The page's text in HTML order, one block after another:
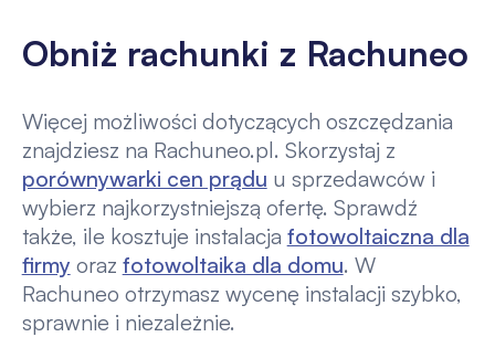
Obniż rachunki z Rachuneo
Więcej możliwości dotyczących oszczędzania
znajdziesz na Rachuneo.pl. Skorzystaj z
porównywarki cen prądu u sprzedawców i
wybierz najkorzystniejszą ofertę. Sprawdź
także, ile kosztuje instalacja fotowoltaiczna dla
firmy oraz fotowoltaika dla domu. W
Rachuneo otrzymasz wycenę instalacji szybko,
sprawnie i niezależnie.